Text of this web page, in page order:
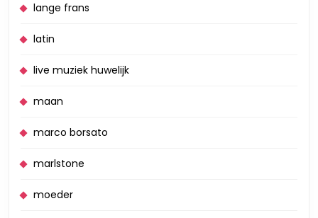
lange frans
latin
live muziek huwelijk
maan
marco borsato
marlstone
moeder